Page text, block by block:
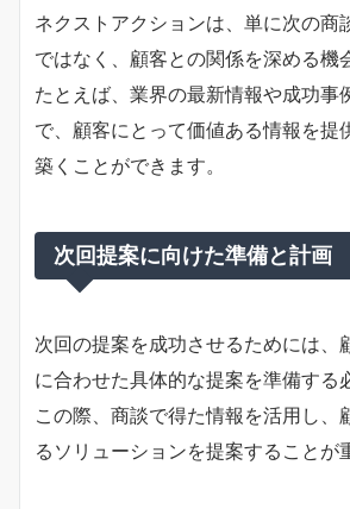
ネクストアクションは、単に次の商
ではなく、顧客との関係を深める機
たとえば、業界の最新情報や成功事
で、顧客にとって価値ある情報を提
築くことができます。
次回提案に向けた準備と計画
次回の提案を成功させるためには、
に合わせた具体的な提案を準備する
この際、商談で得た情報を活用し、
るソリューションを提案することが